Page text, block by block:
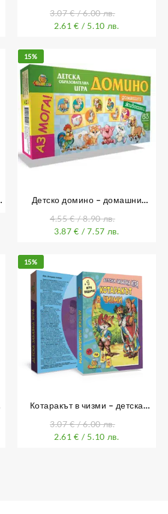
3.07€/ 6.00 лв.
2.61€ / 5.10 лв.
15%
Детско домино – домашни
4.55€/ 8.90 лв.
3.87€ / 7.57 лв.
15%
Котаракът в чизми – детска
3.07€/ 6.00 лв.
2.61€ / 5.10 лв.